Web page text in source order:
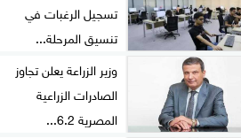
تسجيل الرغبات في
تنسيق المرحلة...
وزير الزراعة يعلن تجاوز
الصادرات الزراعية
المصرية 6.2...